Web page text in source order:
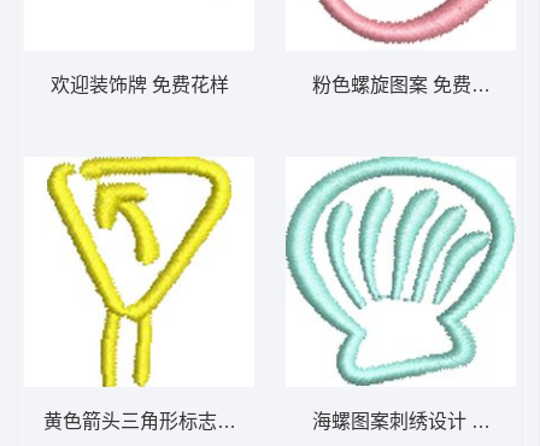
欢迎装饰牌 免费花样
黄色箭头三角形标志 免费花样
粉色螺旋图案 免费花样
海螺图案刺绣设计 免费花